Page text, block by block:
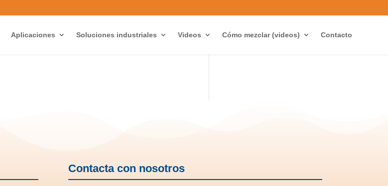
Aplicaciones Soluciones industriales Videos Cómo mezclar (videos) Contacto
Contacta con nosotros